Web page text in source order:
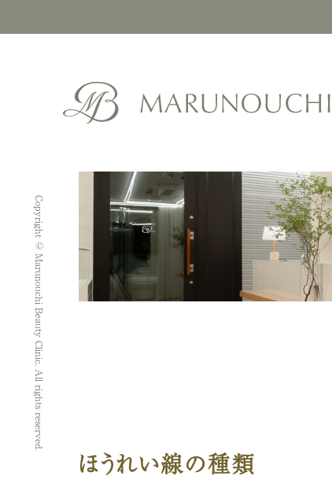
ほうれい線の種類
Copyright © Marunouchi Beauty Clinic. All rights reserved.